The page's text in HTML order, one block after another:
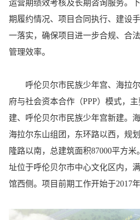
运营期绩效考核及长期咨询服务。
期履约情况、项目合同执行、建设
一落实，确保项目进一步合规、合
管理效率。
呼伦贝尔市民族少年宫、海拉
府与社会资本合作（PPP）模式，
建、呼伦贝尔市民族少年宫新建。
海拉尔东山组团，东环路以西，规
隆路以南，总建筑面积87000平方
址位于呼伦贝尔市中心文化区内，
馆西侧。项目前期工作开始于2017